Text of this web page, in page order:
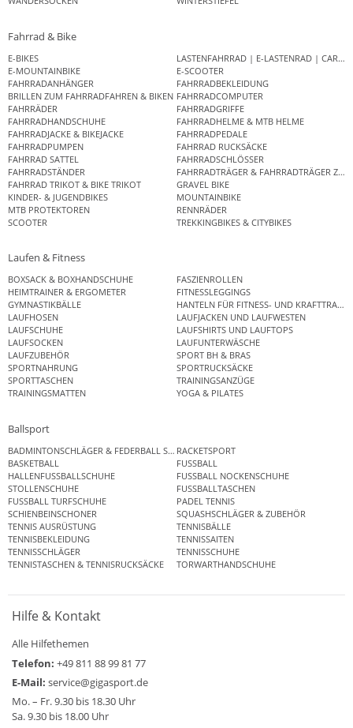
Fahrrad & Bike
E-BIKES
LASTENFAHRRAD | E-LASTENRAD |
E-MOUNTAINBIKE
E-SCOOTER
FAHRRADANHÄNGER
FAHRRADBEKLEIDUNG
BRILLEN ZUM FAHRRADFAHREN & BIKEN FAHRRADCOMPUTER
FAHRRÄDER
FAHRRADGRIFFE
FAHRRADHANDSCHUHE
FAHRRADHELME & MTB HELME
FAHRRADJACKE & BIKEJACKE
FAHRRADPEDALE
FAHRRADPUMPEN
FAHRRAD RUCKSÄCKE
FAHRRAD SATTEL
FAHRRADSCHLÖSSER
FAHRRADSTÄNDER
FAHRRADTRÄGER & FAHRRADTRÄGER
FAHRRAD TRIKOT & BIKE TRIKOT
GRAVEL BIKE
KINDER- & JUGENDBIKES
MOUNTAINBIKE
MTB PROTEKTOREN
RENNRÄDER
SCOOTER
TREKKINGBIKES & CITYBIKES
Laufen & Fitness
BOXSACK & BOXHANDSCHUHE
FASZIENROLLEN
HEIMTRAINER & ERGOMETER
FITNESSLEGGINGS
GYMNASTIKBÄLLE
HANTELN FÜR FITNESS- UND
LAUFHOSEN
LAUFJACKEN UND LAUFWESTEN
LAUFSCHUHE
LAUFSHIRTS UND LAUFTOPS
LAUFSOCKEN
LAUFUNTERWÄSCHE
LAUFZUBEHÖR
SPORT BH & BRAS
SPORTNAHRUNG
SPORTRUCKSÄCKE
SPORTTASCHEN
TRAININGSANZÜGE
TRAININGSMATTEN
YOGA & PILATES
Ballsport
BADMINTONSCHLÄGER & FEDERBALL SETSRACKETSPORT
BASKETBALL
FUSSBALL
HALLENFUSSBALLSCHUHE
FUSSBALL NOCKENSCHUHE
STOLLENSCHUHE
FUSSBALLTASCHEN
FUSSBALL TURFSCHUHE
PADEL TENNIS
SCHIENBEINSCHONER
SQUASHSCHLÄGER & ZUBEHÖR
TENNIS AUSRÜSTUNG
TENNISBÄLLE
TENNISBEKLEIDUNG
TENNISSAITEN
TENNISSCHLÄGER
TENNISSCHUHE
TENNISTASCHEN & TENNISRUCKSÄCKE
TORWARTHANDSCHUHE
Hilfe & Kontakt
Alle Hilfethemen
Telefon: +49 811 88 99 81 77
E-Mail: service@gigasport.de
Mo. – Fr. 9.30 bis 18.30 Uhr
Sa. 9.30 bis 18.00 Uhr